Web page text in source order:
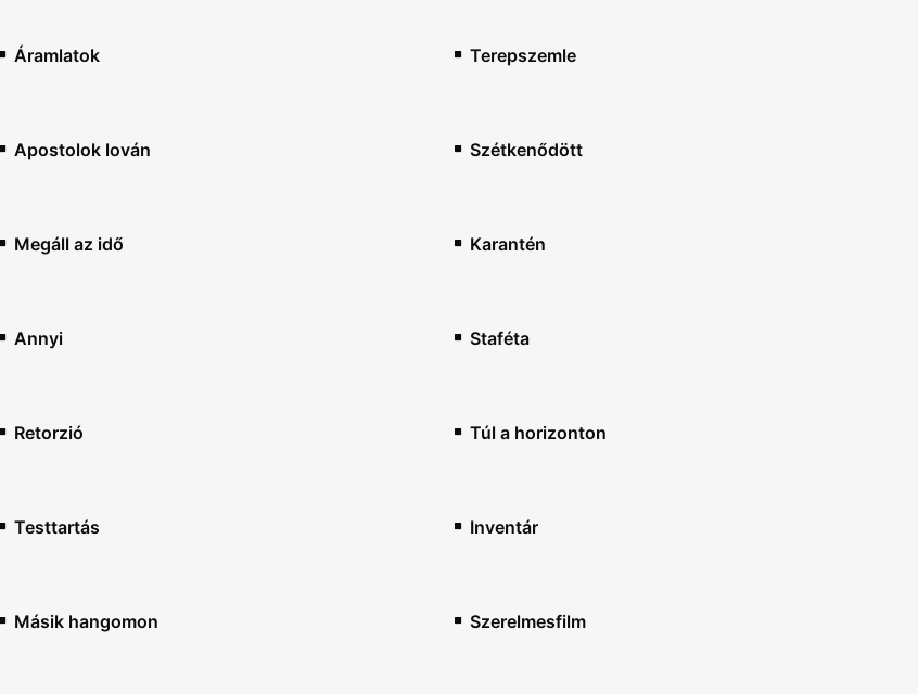
Áramlatok Terepszemle
Apostolok lován Szétkenődött
Megáll az idő Karantén
Annyi Staféta
Retorzió Túl a horizonton
Testtartás Inventár
Másik hangomon Szerelmesfilm